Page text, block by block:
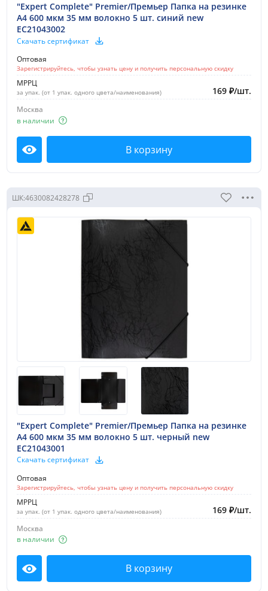
"Expert Complete" Premier/Премьер Папка на резинке
A4 600 мкм 35 мм волокно 5 шт. синий new
EC21043002
Скачать сертификат
Оптовая
Зарегистрируйтесь, чтобы узнать цену и получить персональную скидку
МРРЦ
за упак. (от 1 упак. одного цвета/наименования) 169 ₽/шт.
Москва
в наличии
Посмотреть В корзину
ШК:4630082428278
"Expert Complete" Premier/Премьер Папка на резинке
A4 600 мкм 35 мм волокно 5 шт. черный new
EC21043001
Скачать сертификат
Оптовая
Зарегистрируйтесь, чтобы узнать цену и получить персональную скидку
МРРЦ
за упак. (от 1 упак. одного цвета/наименования) 169 ₽/шт.
Москва
в наличии
Посмотреть В корзину